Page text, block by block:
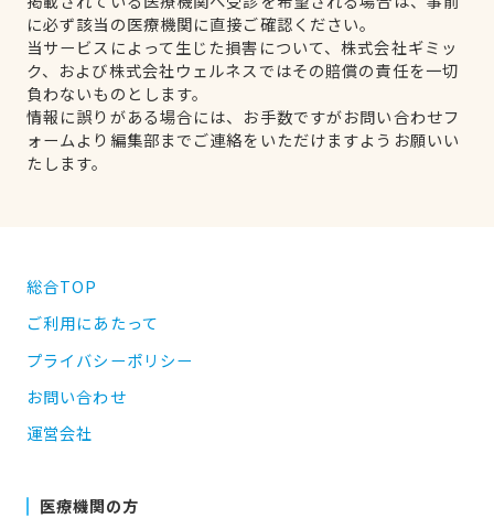
に必ず該当の医療機関に直接ご確認ください。
当サービスによって生じた損害について、株式会社ギミッ
ク、および株式会社ウェルネスではその賠償の責任を一切
負わないものとします。
情報に誤りがある場合には、お手数ですがお問い合わせフ
ォームより編集部までご連絡をいただけますようお願いい
たします。
総合TOP
ご利用にあたって
プライバシーポリシー
お問い合わせ
運営会社
医療機関の方